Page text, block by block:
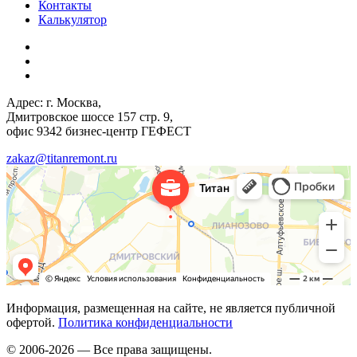
Контакты
Калькулятор
Адрес: г. Москва,
Дмитровское шоссе 157 стр. 9,
офис 9342 бизнес-центр ГЕФЕСТ
zakaz@titanremont.ru
Информация, размещенная на сайте, не является публичной
офертой. Политика конфиденциальности
© 2006-2026 — Все права защищены.